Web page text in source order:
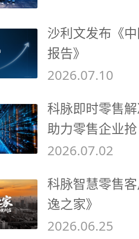
沙利文发布《
报告》
2026.07.10
科脉即时零售
助力零售企业
2026.07.02
科脉智慧零售
逸之家》
2026.06.25